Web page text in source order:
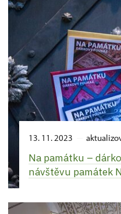
13. 11. 2023
Na památku –⁠
návštěvu památek